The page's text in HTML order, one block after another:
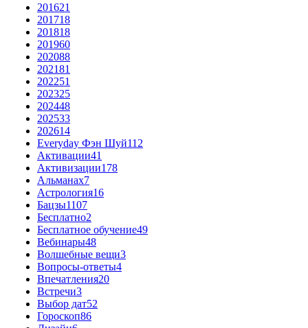
201621
201718
201818
201960
202088
202181
202251
202325
202448
202533
202614
Everyday Фэн Шуй112
Активации41
Активизации178
Альманах7
Астрология16
Бацзы1107
Бесплатно2
Бесплатное обучение49
Вебинары48
Волшебные вещи3
Вопросы-ответы4
Впечатления20
Встречи3
Выбор дат52
Гороскоп86